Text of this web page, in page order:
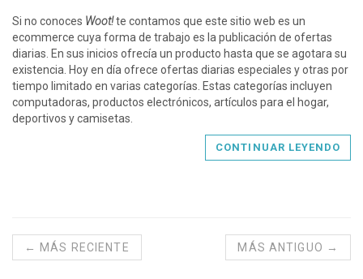
Si no conoces Woot!te contamos que este sitio web es un
ecommerce cuya forma de trabajo es la publicación de ofertas
diarias. En sus inicios ofrecía un producto hasta que se agotara su
existencia. Hoy en día ofrece ofertas diarias especiales y otras por
tiempo limitado en varias categorías. Estas categorías incluyen
computadoras, productos electrónicos, artículos para el hogar,
deportivos y camisetas.
CONTINUAR LEYENDO
← MÁS RECIENTE MÁS ANTIGUO →